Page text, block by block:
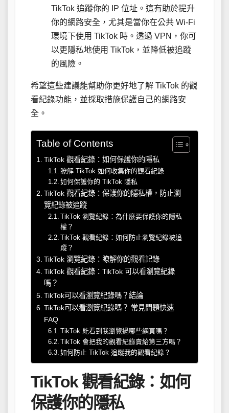
TikTok 追蹤你的 IP 位址。這有助於提升
你的網路安全，尤其是當你在公共 Wi-Fi
環境下使用 TikTok 時。透過 VPN，你可
以更隱私地使用 TikTok，並降低被追蹤
的風險。
希望這些建議能幫助你更好地了解 TikTok 的觀
看紀錄功能，並採取措施保護自己的網路安
全。
Table of Contents
TikTok 觀看紀錄：如何保護你的隱私
瞭解 TikTok 如何收集你的觀看紀錄
如何保護你的 TikTok 隱私
TikTok 觀看紀錄：保護你的隱私權，防止瀏
覽紀錄被追蹤
TikTok 瀏覽紀錄：為什麼要保護你的隱私
權？
TikTok 觀看紀錄：如何防止瀏覽紀錄被追
蹤？
TikTok 瀏覽紀錄：瞭解你的觀看記錄
TikTok 觀看紀錄：TikTok 可以看瀏覽紀錄
嗎？
TikTok可以看瀏覽紀錄嗎？結論
TikTok可以看瀏覽紀錄嗎？ 常見問題快速
FAQ
TikTok 能看到我瀏覽過哪些網頁嗎？
TikTok 會把我的觀看紀錄賣給第三方嗎？
如何防止 TikTok 追蹤我的觀看紀錄？
TikTok 觀看紀錄：如何
保護你的隱私